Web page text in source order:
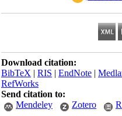
Download citation:
BibTeX|RIS|EndNote|
RefWorks
Send citation to:
Mendeley
Zotero